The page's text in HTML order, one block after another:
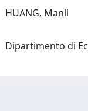
HUANG, Manli
Dipartimento di